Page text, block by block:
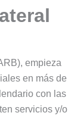
empieza
en más de
con las
servicios y/o